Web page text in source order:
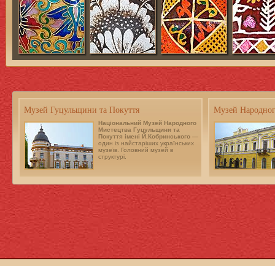
Музей Гуцульщини та Покуття
Національний Музей Народного
Мистецтва Гуцульщини та
Покуття імені Й.Кобринського —
один із найстаріших українських
музеїв. Головний музей в
структурі.
Музей